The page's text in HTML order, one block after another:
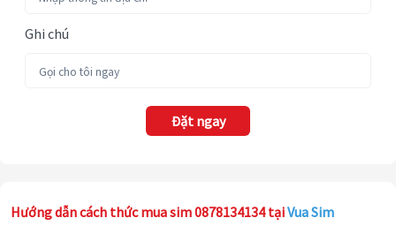
Ghi chú
Đặt ngay
Hướng dẫn cách thức mua sim 0878134134 tạiVua Sim